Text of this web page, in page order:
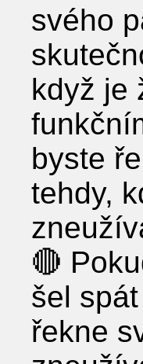
svého
když je
byste
tehdy,
🔴
šel
řekne